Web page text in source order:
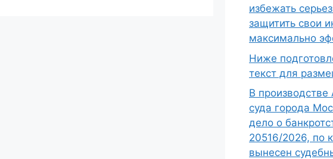
избежать
защитить свои
максимально
Ниже
текст для
В
суда города
дело о
20516/2026, по
вынесен